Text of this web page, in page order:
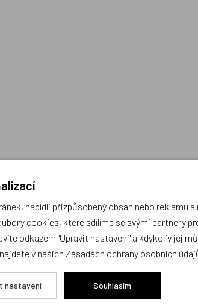
a
Libni máme
Kvalita
místě
Prodáváme jen
koupili i našim
Sortiment, který
kvalitu, do
nabídli přizpůsobený obsah nebo reklamu
cookies, které sdílíme se svými partnery
odkazem "Upravit nastavení" a kdykoliv jej
v našich Zásadách ochrany osobních
nastavení Souhlasím